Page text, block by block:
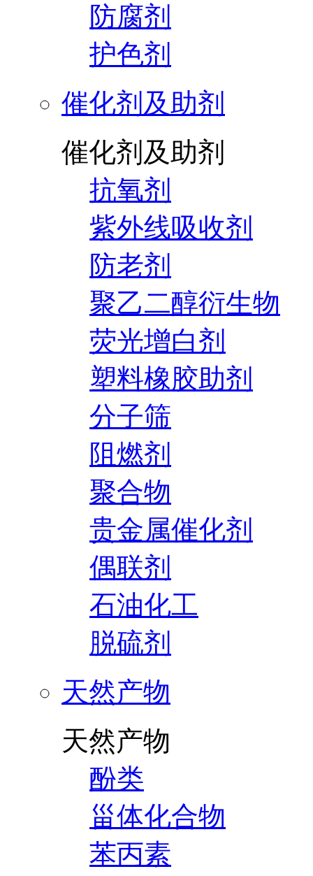
防腐剂
护色剂
催化剂及助剂
催化剂及助剂
抗氧剂
紫外线吸收剂
防老剂
聚乙二醇衍生物
荧光增白剂
塑料橡胶助剂
分子筛
阻燃剂
聚合物
贵金属催化剂
偶联剂
石油化工
脱硫剂
天然产物
天然产物
酚类
甾体化合物
苯丙素